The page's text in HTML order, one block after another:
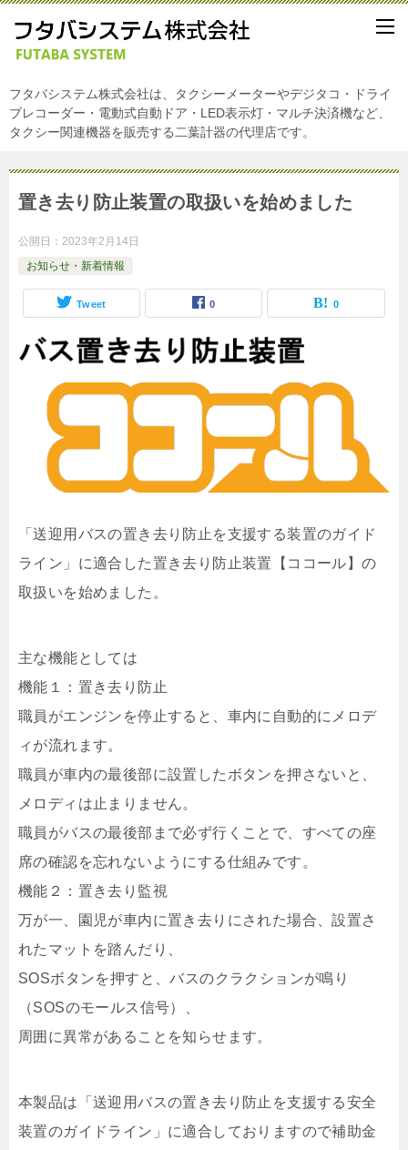
フタバシステム株式会社は、タクシーメーターやデジタコ・ドライ
ブレコーダー・電動式自動ドア・LED表示灯・マルチ決済機など、
タクシー関連機器を販売する二葉計器の代理店です。
置き去り防止装置の取扱いを始めました
公開日： 2023年2月14日
お知らせ・新着情報
Tweet 0 0
「送迎用バスの置き去り防止を支援する装置のガイド
ライン」に適合した置き去り防止装置【ココール】の
取扱いを始めました。
主な機能としては
機能１：置き去り防止
職員がエンジンを停止すると、車内に自動的にメロデ
ィが流れます。
職員が車内の最後部に設置したボタンを押さないと、
メロディは止まりません。
職員がバスの最後部まで必ず行くことで、すべての座
席の確認を忘れないようにする仕組みです。
機能２：置き去り監視
万が一、園児が車内に置き去りにされた場合、設置さ
れたマットを踏んだり、
SOSボタンを押すと、バスのクラクションが鳴り
（SOSのモールス信号）、
周囲に異常があることを知らせます。
本製品は「送迎用バスの置き去り防止を支援する安全
装置のガイドライン」に適合しておりますので補助金